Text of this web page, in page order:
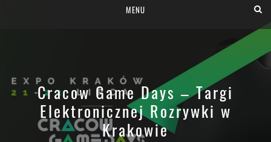
MENU
Cracow Game Days – Targi
Elektronicznej Rozrywki w
Krakowie